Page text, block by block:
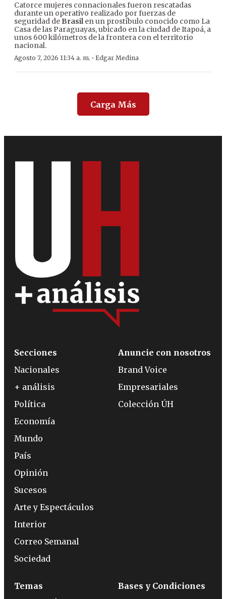
Catorce mujeres connacionales fueron rescatadas
durante un operativo realizado por fuerzas de
seguridad de Brasilen un prostíbulo conocido como La
Casa de las Paraguayas, ubicado en la ciudad de Itapoá, a
unos 600 kilómetros de la frontera con el territorio
nacional.
Agosto 7, 2026 11:34 a. m. · Edgar Medina
Carga Más
Secciones
Nacionales
+ análisis
Política
Economía
Mundo
País
Opinión
Sucesos
Arte y Espectáculos
Interior
Correo Semanal
Sociedad
Anuncie con nosotros
Brand Voice
Empresariales
Colección ÚH
Temas
Bases y Condiciones